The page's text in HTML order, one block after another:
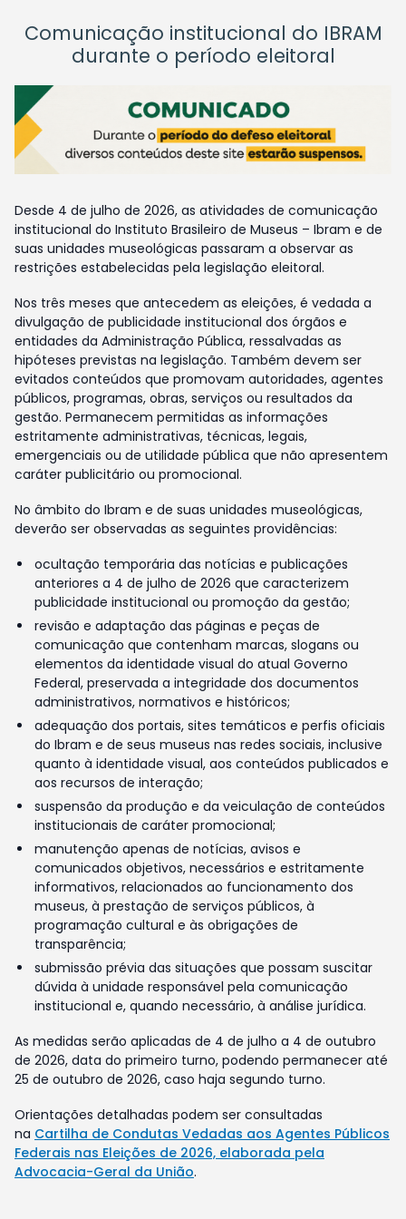
Comunicação institucional do IBRAM
durante o período eleitoral
Desde 4 de julho de 2026, as atividades de comunicação
institucional do Instituto Brasileiro de Museus – Ibram e de
suas unidades museológicas passaram a observar as
restrições estabelecidas pela legislação eleitoral.
Nos três meses que antecedem as eleições, é vedada a
divulgação de publicidade institucional dos órgãos e
entidades da Administração Pública, ressalvadas as
hipóteses previstas na legislação. Também devem ser
evitados conteúdos que promovam autoridades, agentes
públicos, programas, obras, serviços ou resultados da
gestão. Permanecem permitidas as informações
estritamente administrativas, técnicas, legais,
emergenciais ou de utilidade pública que não apresentem
caráter publicitário ou promocional.
No âmbito do Ibram e de suas unidades museológicas,
deverão ser observadas as seguintes providências:
ocultação temporária das notícias e publicações
anteriores a 4 de julho de 2026 que caracterizem
publicidade institucional ou promoção da gestão;
revisão e adaptação das páginas e peças de
comunicação que contenham marcas, slogans ou
elementos da identidade visual do atual Governo
Federal, preservada a integridade dos documentos
administrativos, normativos e históricos;
adequação dos portais, sites temáticos e perfis oficiais
do Ibram e de seus museus nas redes sociais, inclusive
quanto à identidade visual, aos conteúdos publicados e
aos recursos de interação;
suspensão da produção e da veiculação de conteúdos
institucionais de caráter promocional;
manutenção apenas de notícias, avisos e
comunicados objetivos, necessários e estritamente
informativos, relacionados ao funcionamento dos
museus, à prestação de serviços públicos, à
programação cultural e às obrigações de
transparência;
submissão prévia das situações que possam suscitar
dúvida à unidade responsável pela comunicação
institucional e, quando necessário, à análise jurídica.
As medidas serão aplicadas de 4 de julho a 4 de outubro
de 2026, data do primeiro turno, podendo permanecer até
25 de outubro de 2026, caso haja segundo turno.
Orientações detalhadas podem ser consultadas
na Cartilha de Condutas Vedadas aos Agentes Públicos
Federais nas Eleições de 2026, elaborada pela
Advocacia-Geral da União.